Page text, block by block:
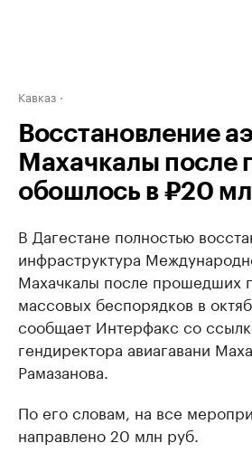
Кавказ
Восстановление
Махачкалы после
обошлось в ₽20
В Дагестане полностью
инфраструктура
Махачкалы после прошедших
массовых беспорядков в
сообщает Интерфакс со
гендиректора авиагавани
Рамазанова.
По его словам, на все
направлено 20 млн руб.